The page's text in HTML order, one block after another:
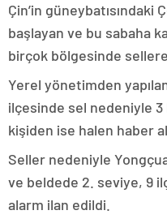
Çin’in
başlayan ve bu sabaha
birçok bölgesinde sellere
Yerel yönetimden
ilçesinde sel nedeniyle 3
kişiden ise halen haber
Seller nedeniyle
ve beldede 2. seviye, 9
alarm ilan edildi.